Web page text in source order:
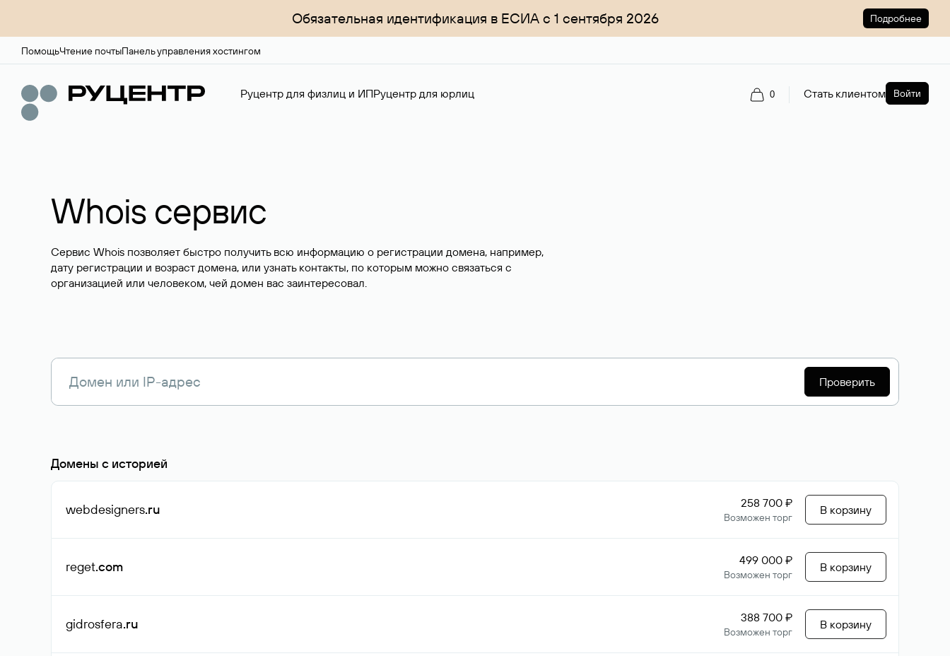
Обязательная идентификация в ЕСИА с 1 сентября 2026 Подробнее
ПомощьЧтение почтыПанель управления хостингом
Руцентр для физлиц и ИПРуцентр для юрлиц 0 Стать клиентом Войти
Whois сервис
Сервис Whois позволяет быстро получить всю информацию о регистрации домена, например,
дату регистрации и возраст домена, или узнать контакты, по которым можно связаться с
организацией или человеком, чей домен вас заинтересовал.
Проверить
Домены с историей
webdesigners.ru 258 700 ₽
Возможен торг
В корзину
reget.com 499 000 ₽
Возможен торг
В корзину
gidrosfera.ru 388 700 ₽
Возможен торг
В корзину